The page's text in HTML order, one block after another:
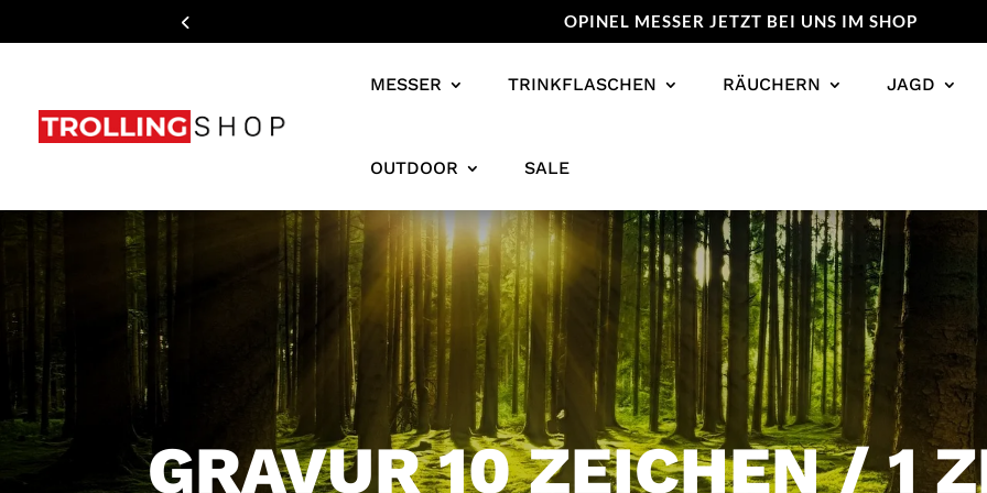
OPINEL MESSER JETZT BEI UNS IM SHOP
MESSER TRINKFLASCHEN RÄUCHERN JAGD
OUTDOOR SALE
GRAVUR 10 ZEICHEN / 1